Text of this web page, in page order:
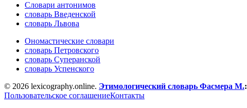
Словари антонимов
словарь Введенской
словарь Львова
Ономастические словари
словарь Петровского
словарь Суперанской
словарь Успенского
© 2026 lexicography.online. Этимологический словарь Фасмера М.:
Пользовательское соглашениеКонтакты